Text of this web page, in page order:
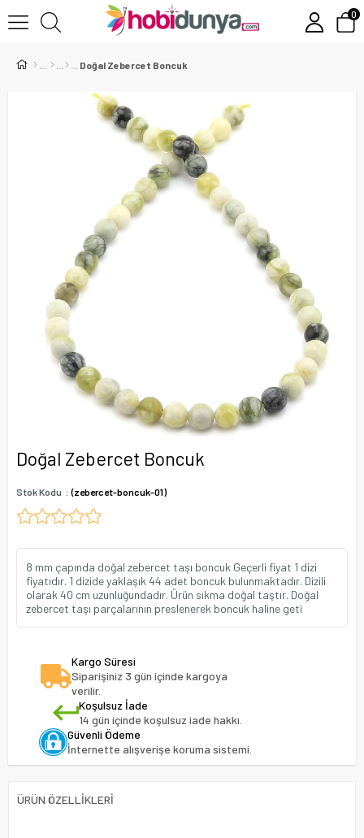
0
Doğal Zebercet Boncuk
Doğal Zebercet Boncuk
Stok Kodu (zebercet-boncuk-01)
8 mm çapında doğal zebercet taşı boncuk Geçerli fiyat 1 dizi
fiyatıdır. 1 dizide yaklaşık 44 adet boncuk bulunmaktadır. Dizili
olarak 40 cm uzunluğundadır. Ürün sıkma doğal taştır. Doğal
zebercet taşı parçalarının preslenerek boncuk haline geti
Kargo Süresi
Siparişiniz 3 gün içinde kargoya
verilir.
Koşulsuz İade
14 gün içinde koşulsuz iade hakkı.
Güvenli Ödeme
İnternette alışverişe koruma sistemi.
ÜRÜN ÖZELLIKLERI